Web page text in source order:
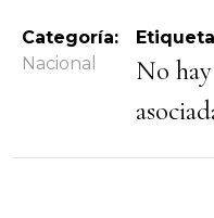
Categoría:
Nacional
No